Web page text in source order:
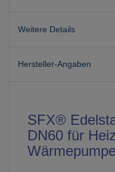
Weitere Details
Hersteller-Angaben
SFX®
DN60 für
Wärmepumpe